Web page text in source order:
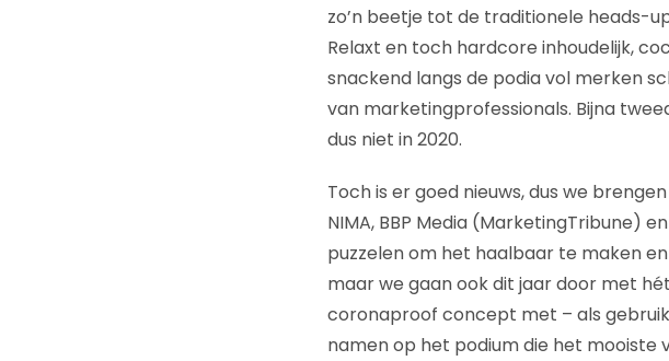
zo’n beetje tot de traditionele heads-
Relaxt en toch hardcore inhoudelijk,
snackend langs de podia vol merken
van marketingprofessionals. Bijna
dus niet in 2020.
Toch is er goed nieuws, dus we
NIMA, BBP Media (MarketingTribune)
puzzelen om het haalbaar te maken
maar we gaan ook dit jaar door met
coronaproof concept met – als
namen op het podium die het mooiste